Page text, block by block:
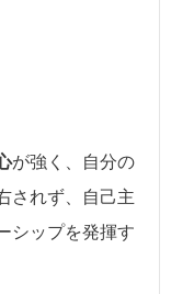
が強く、自分の
されず、自己主
シップを発揮す